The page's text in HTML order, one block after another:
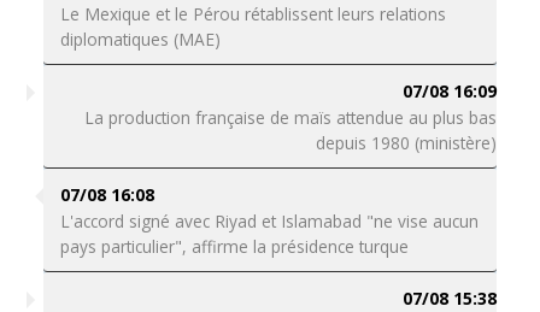
Le Mexique et le Pérou rétablissent leurs relations
diplomatiques (MAE)
07/08 16:09
La production française de maïs attendue au plus bas
depuis 1980 (ministère)
07/08 16:08
L'accord signé avec Riyad et Islamabad "ne vise aucun
pays particulier", affirme la présidence turque
07/08 15:38